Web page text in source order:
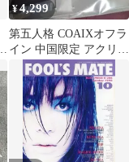
¥4,299
第五人格 COAIXオフラ
イン 中国限定 アクリル
スタンド フールズ・ゴ
ールド